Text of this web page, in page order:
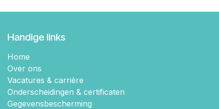
Handige links
Home
Over ons
Vacatures & carrière
Onderscheidingen & certificaten
Gegevensbescherming